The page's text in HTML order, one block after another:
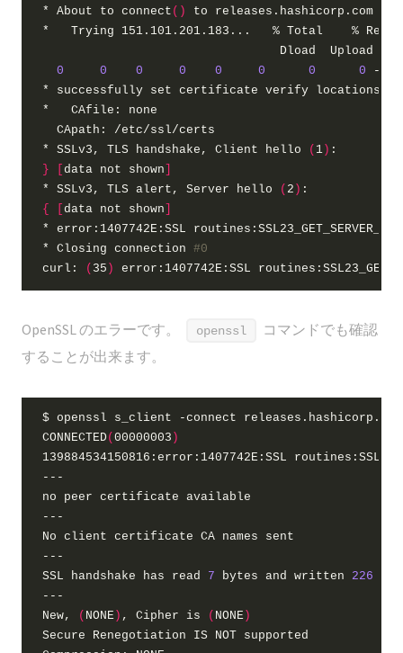
* About to connect () to releases.hashicorp.com
0 0 0 0 0 0 0
0
* successfully set
* SSLv3, TLS handshake, Client hello
( 1)
}
data not shown
* SSLv3, TLS alert, Server hello
( 2 )
{
data not shown
* Closing connection #0
curl:
( 35 )
OpenSSL のエラーです。 openssl
コマンドでも確認
することが出来ます。
CONNECTED( 00000003 )
SSL handshake has read 7 bytes and written 226
New,
( NONE) , Cipher is ( NONE)